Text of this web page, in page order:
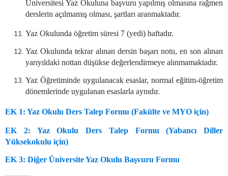
Üniversitesi Yaz Okuluna başvuru yapılmış olmasına rağmen
derslerin açılmamış olması, şartları aranmaktadır.
Yaz Okulunda öğretim süresi 7 (yedi) haftadır.
Yaz Okulunda tekrar alınan dersin başarı notu, en son alınan
yarıyıldaki nottan düşükse değerlendirmeye alınmamaktadır.
Yaz Öğretiminde uygulanacak esaslar, normal eğitim-öğretim
dönemlerinde uygulanan esaslarla aynıdır.
EK 1: Yaz Okulu Ders Talep Formu (Fakülte ve MYO için)
EK 2: Yaz Okulu Ders Talep Formu (Yabancı Diller
Yüksekokulu için)
EK 3: Diğer Üniversite Yaz Okulu Başvuru Formu